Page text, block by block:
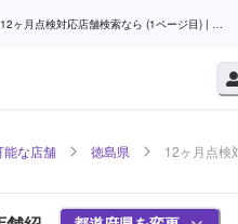
ヶ月点検対応店舗検索なら (1ページ目) | メ
能な店舗 徳島県 12ヶ月点検